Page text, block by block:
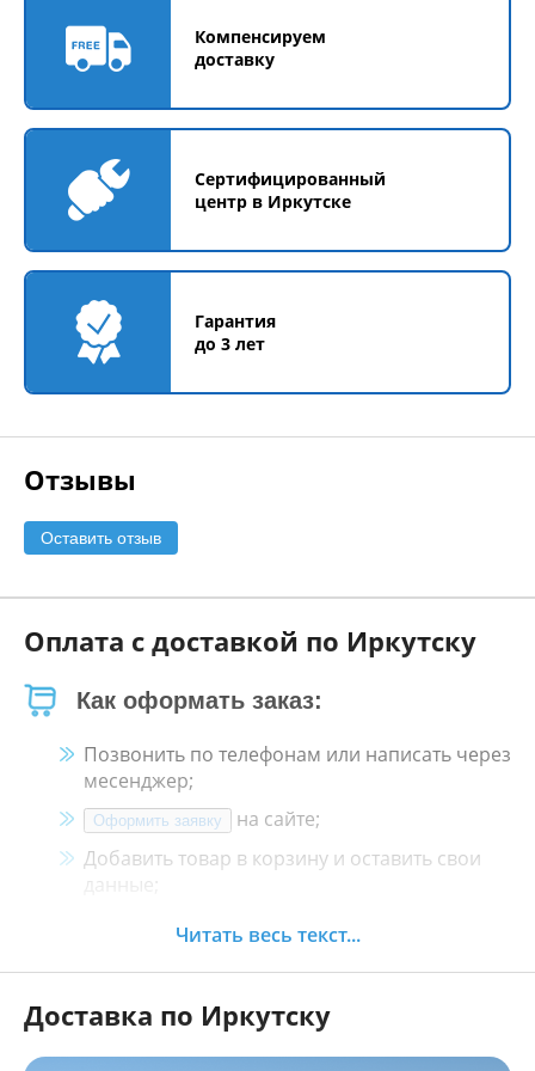
Компенсируем
доставку
Сертифицированный
центр в Иркутске
Гарантия
до 3 лет
Отзывы
Оставить отзыв
Оплата с доставкой по Иркутску
Как оформать заказ:
Позвонить по телефонам или написать через
месенджер;
Оформить заявку
на сайте;
Добавить товар в корзину и оставить свои
данные;
Менеджер свяжется с Вами в течение 30
Как оплатить:
Читать весь текст...
Доставка по Иркутску